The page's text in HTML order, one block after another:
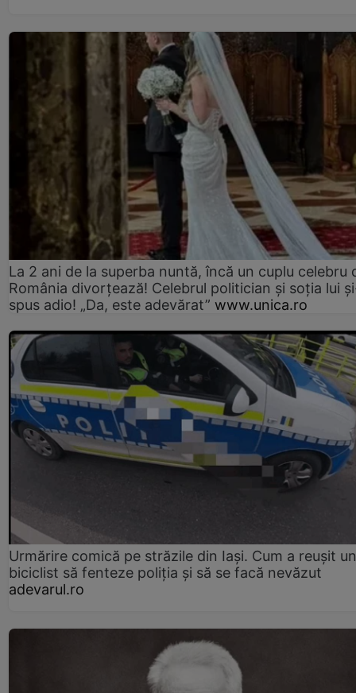
La 2 ani de la superba nuntă, încă un cuplu celebru
România divorțează! Celebrul politician și soția lui
spus adio! „Da, este adevărat” www.unica.ro
Urmărire comică pe străzile din Iași. Cum a reușit un
biciclist să fenteze poliția și să se facă nevăzut
adevarul.ro